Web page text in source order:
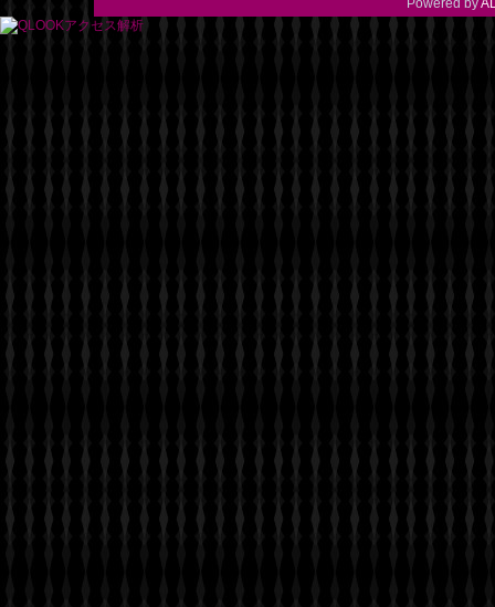
Powered by